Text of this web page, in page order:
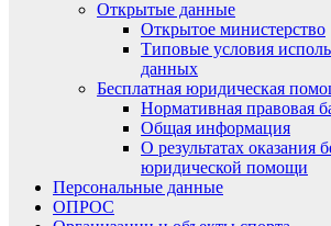
Открытые данные
Открытое министерство
Типовые условия
данных
Бесплатная юридическая
Нормативная правовая
Общая информация
О результатах оказания
юридической помощи
Персональные данные
ОПРОС